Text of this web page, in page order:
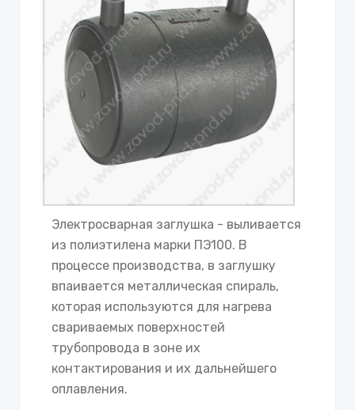
Электросварная заглушка - выливается
из полиэтилена марки ПЭ100. В
процессе производства, в заглушку
впаивается металлическая спираль,
которая используются для нагрева
свариваемых поверхностей
трубопровода в зоне их
контактирования и их дальнейшего
оплавления.